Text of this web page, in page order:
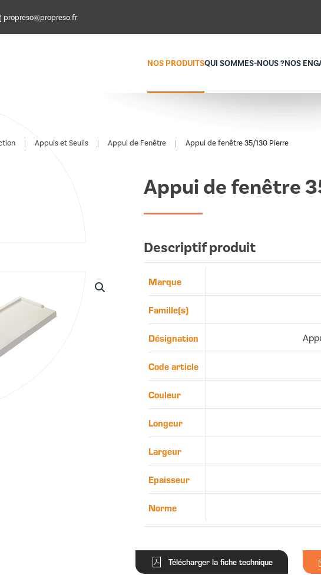
propreso@propreso.fr
NOS PRODUITSQUI SOMMES-NOUS ?NOS
Appuis et Seuils Appui de Fenêtre Appui de fenêtre 35/130 Pierre
Appui de fenêtre
Descriptif produit
Marque
Famille(s)
Désignation
Code article
Couleur
Longeur
Largeur
Epaisseur
Norme
Télécharger la fiche technique